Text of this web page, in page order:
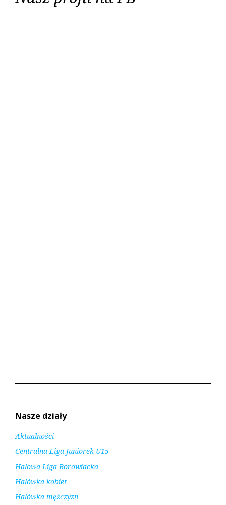
Nasze działy
Aktualności
Centralna Liga Juniorek U15
Halowa Liga Borowiacka
Halówka kobiet
Halówka mężczyzn